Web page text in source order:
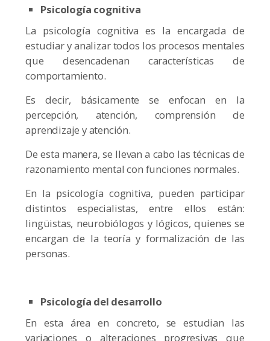
Psicología cognitiva
La psicología cognitiva es la encargada de
estudiar y analizar todos los procesos mentales
que desencadenan características de
comportamiento.
Es decir, básicamente se enfocan en la
percepción, atención, comprensión de
aprendizaje y atención.
De esta manera, se llevan a cabo las técnicas de
razonamiento mental con funciones normales.
En la psicología cognitiva, pueden participar
distintos especialistas, entre ellos están:
lingüistas, neurobiólogos y lógicos, quienes se
encargan de la teoría y formalización de las
personas.
Psicología del desarrollo
En esta área en concreto, se estudian las
variaciones o alteraciones progresivas que